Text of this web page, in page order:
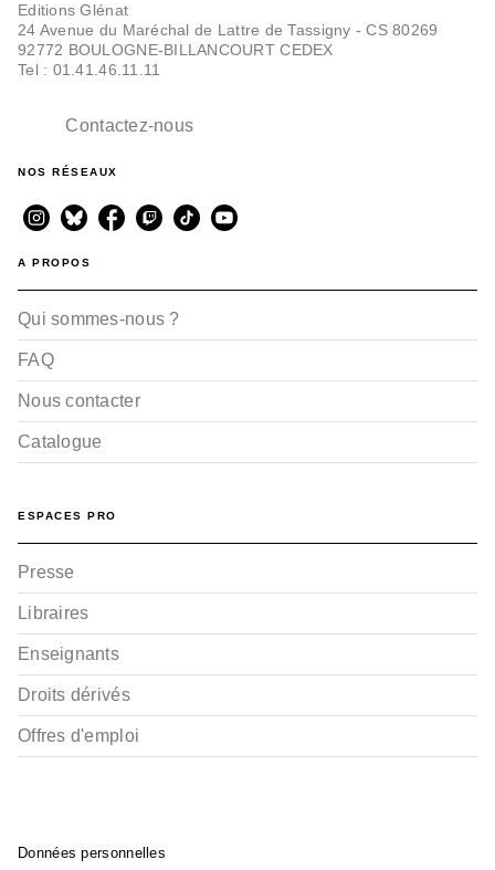
Editions Glénat
24 Avenue du Maréchal de Lattre de Tassigny - CS 80269
92772 BOULOGNE-BILLANCOURT CEDEX
Tel : 01.41.46.11.11
Contactez-nous
NOS RÉSEAUX
A PROPOS
Qui sommes-nous ?
FAQ
Nous contacter
Catalogue
ESPACES PRO
Presse
Libraires
Enseignants
Droits dérivés
Offres d'emploi
Données personnelles